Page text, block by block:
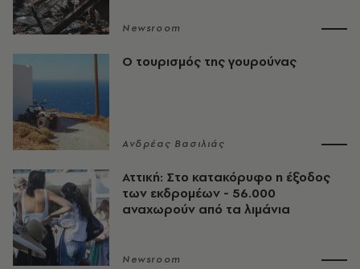
Newsroom
Ο τουρισμός της γουρούνας
Ανδρέας Βασιλιάς
Αττική: Στο κατακόρυφο η έξοδος
των εκδρομέων - 56.000
αναχωρούν από τα λιμάνια
Newsroom